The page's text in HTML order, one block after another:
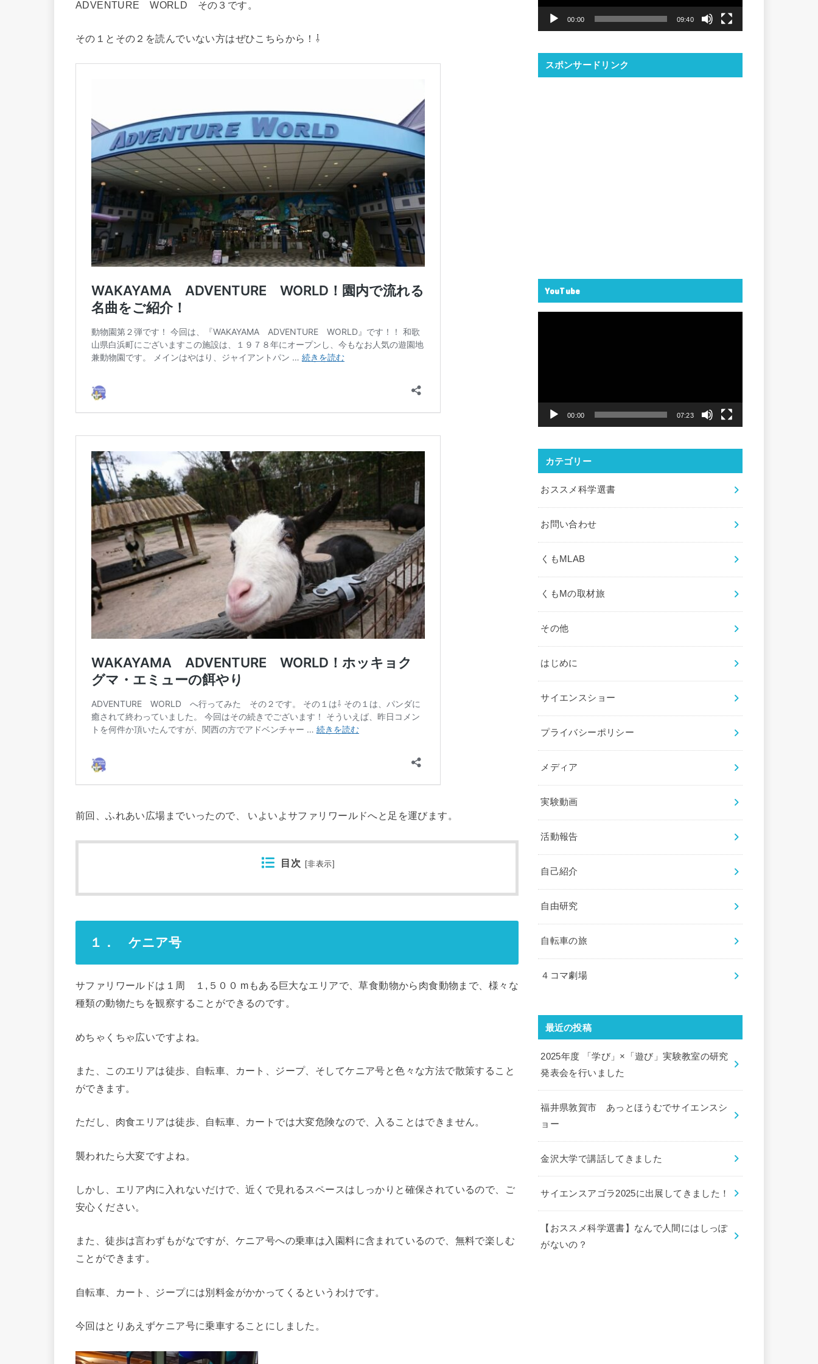
ADVENTURE WORLD その３です。
その１とその２を読んでいない方はぜひこちらから！⇩
前回、ふれあい広場までいったので、 いよいよサファリワールドへと足を運びます。
目次 [非表示
１． ケニア号
サファリワールドは１周 １,５００ mもある巨大なエリアで、草食動物から肉食動物まで、様々な
種類の動物たちを観察することができるのです。
めちゃくちゃ広いですよね。
また、このエリアは徒歩、自転車、カート、ジープ、そしてケニア号と色々な方法で散策すること
ができます。
ただし、肉食エリアは徒歩、自転車、カートでは大変危険なので、入ることはできません。
襲われたら大変ですよね。
しかし、エリア内に入れないだけで、近くで見れるスペースはしっかりと確保されているので、ご
安心ください。
また、徒歩は言わずもがなですが、ケニア号への乗車は入園料に含まれているので、無料で楽しむ
ことができます。
自転車、カート、ジープには別料金がかかってくるというわけです。
今回はとりあえずケニア号に乗車することにしました。
ヤ
00:00 09:40
スポンサードリンク
YouTube
ヤ
00:00 07:23
カテゴリー
おススメ科学選書
お問い合わせ
くもMLAB
くもMの取材旅
その他
はじめに
サイエンスショー
プライバシーポリシー
メディア
実験動画
活動報告
自己紹介
自由研究
自転車の旅
４コマ劇場
最近の投稿
2025年度 「学び」×「遊び」実験教室の研究
発表会を行いました
福井県敦賀市 あっとほうむでサイエンスシ
ョー
金沢大学で講話してきました
サイエンスアゴラ2025に出展してきました！
【おススメ科学選書】なんで人間にはしっぽ
がないの？